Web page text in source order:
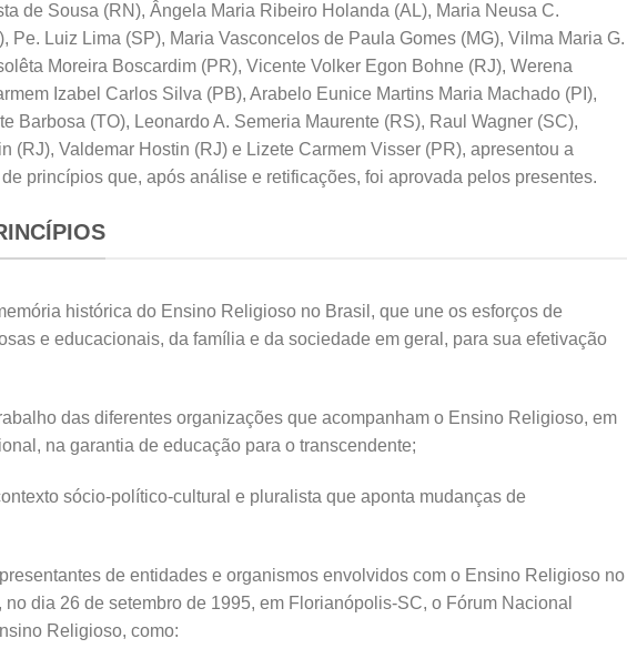
de Sousa (RN), Ângela Maria Ribeiro Holanda (AL), Maria Neusa C.
Pe. Luiz Lima (SP), Maria Vasconcelos de Paula Gomes (MG), Vilma Maria G.
Moreira Boscardim (PR), Vicente Volker Egon Bohne (RJ), Werena
Izabel Carlos Silva (PB), Arabelo Eunice Martins Maria Machado (PI),
Barbosa (TO), Leonardo A. Semeria Maurente (RS), Raul Wagner (SC),
(RJ), Valdemar Hostin (RJ) e Lizete Carmem Visser (PR), apresentou a
princípios que, após análise e retificações, foi aprovada pelos presentes.
histórica do Ensino Religioso no Brasil, que une os esforços de
e educacionais, da família e da sociedade em geral, para sua efetivação
das diferentes organizações que acompanham o Ensino Religioso, em
na garantia de educação para o transcendente;
sócio-político-cultural e pluralista que aponta mudanças de
de entidades e organismos envolvidos com o Ensino Religioso no
no dia 26 de setembro de 1995, em Florianópolis-SC, o Fórum Nacional
Religioso, como: